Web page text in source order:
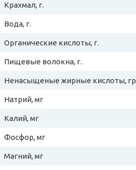
Крахмал, г.
Вода, г.
Органические кислоты, г.
Пищевые волокна, г.
Ненасыщеные жирные кислоты, гр
Натрий, мг
Калий, мг
Фосфор, мг
Магний, мг